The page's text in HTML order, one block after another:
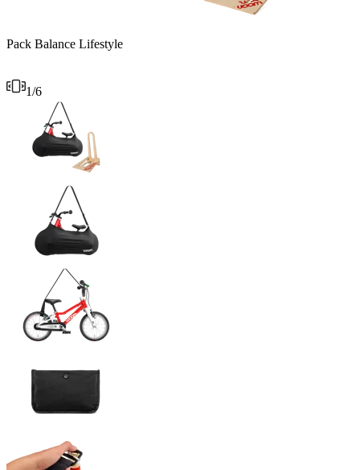
Pack Balance Lifestyle
1/6